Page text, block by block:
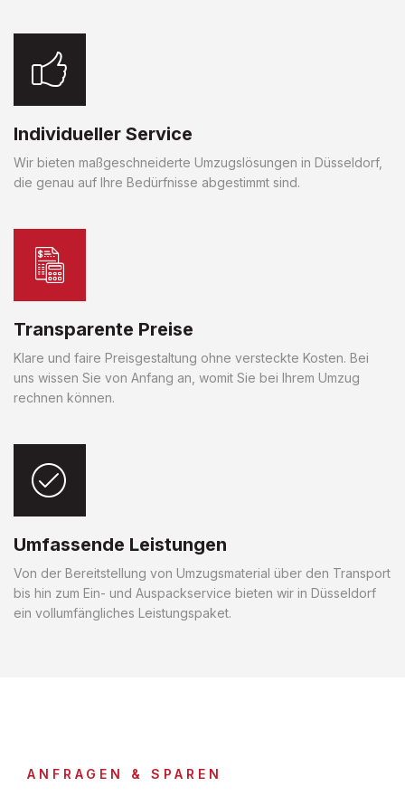
Individueller Service
Wir bieten maßgeschneiderte Umzugslösungen in Düsseldorf,
die genau auf Ihre Bedürfnisse abgestimmt sind.
Transparente Preise
Klare und faire Preisgestaltung ohne versteckte Kosten. Bei
uns wissen Sie von Anfang an, womit Sie bei Ihrem Umzug
rechnen können.
Umfassende Leistungen
Von der Bereitstellung von Umzugsmaterial über den Transport
bis hin zum Ein- und Auspackservice bieten wir in Düsseldorf
ein vollumfängliches Leistungspaket.
ANFRAGEN & SPAREN